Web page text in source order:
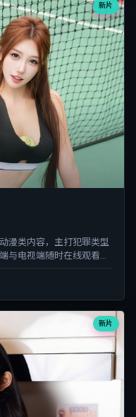
新片
漫类内容，主打犯罪类型
与电视端随时在线观看，
新片